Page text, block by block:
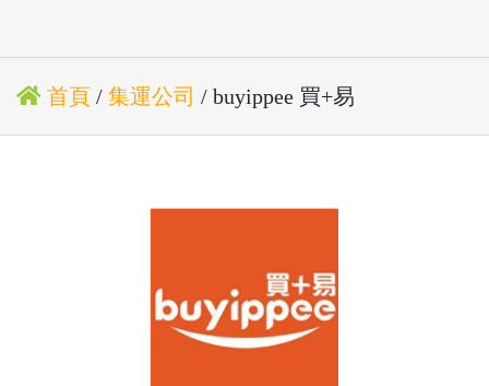
首頁 / 集運公司 / buyippee 買+易